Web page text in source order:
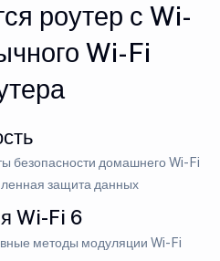
роутер с Wi-
Wi-Fi
безопасности домашнего Wi-Fi
защита данных
Wi-Fi 6
методы модуляции Wi-Fi